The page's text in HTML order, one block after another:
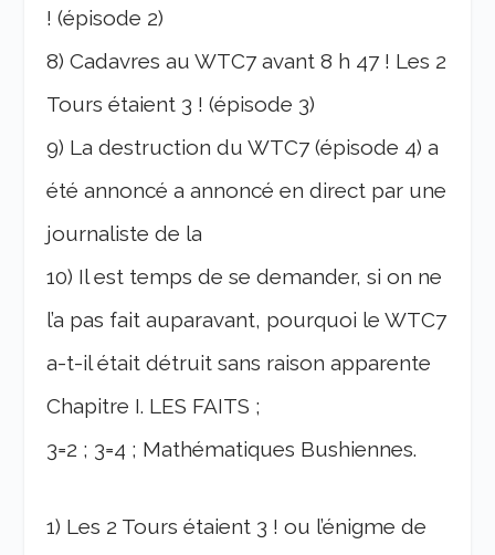
! (épisode 2)
8) Cadavres au WTC7 avant 8 h 47 ! Les 2
Tours étaient 3 ! (épisode 3)
9) La destruction du WTC7 (épisode 4) a
été annoncé a annoncé en direct par une
journaliste de la
10) Il est temps de se demander, si on ne
l’a pas fait auparavant, pourquoi le WTC7
a-t-il était détruit sans raison apparente
Chapitre I. LES FAITS ;
3=2 ; 3=4 ; Mathématiques Bushiennes.
1) Les 2 Tours étaient 3 ! ou l’énigme de